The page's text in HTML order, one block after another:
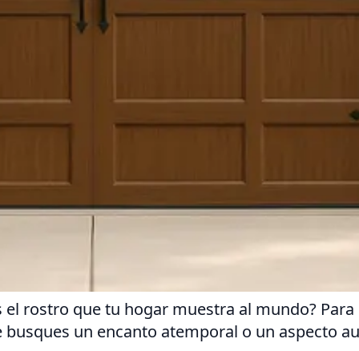
el rostro que tu hogar muestra al mundo?
un encanto atemporal o un aspecto